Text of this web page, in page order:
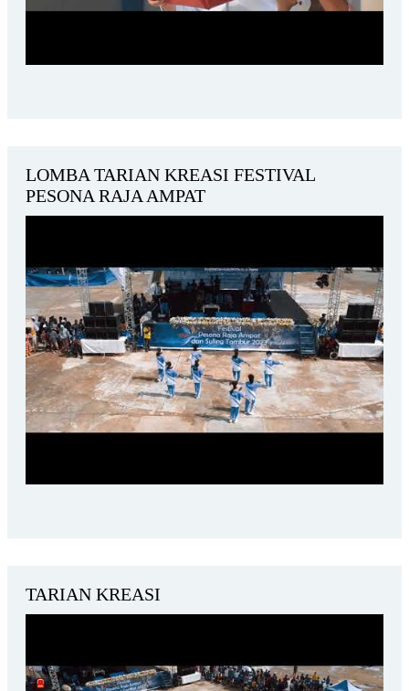
LOMBA TARIAN KREASI FESTIVAL
PESONA RAJA AMPAT
TARIAN KREASI